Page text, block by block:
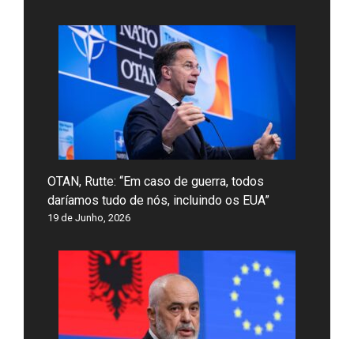
OTAN, Rutte: “Em caso de guerra, todos
daríamos tudo de nós, incluindo os EUA”
19 de Junho, 2026